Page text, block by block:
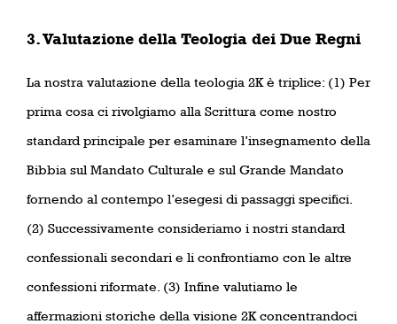
3. Valutazione della Teologia dei Due Regni
La nostra valutazione della teologia 2K è triplice: (1) Per
prima cosa ci rivolgiamo alla Scrittura come nostro
standard principale per esaminare l’insegnamento della
Bibbia sul Mandato Culturale e sul Grande Mandato
fornendo al contempo l’esegesi di passaggi specifici.
(2) Successivamente consideriamo i nostri standard
confessionali secondari e li confrontiamo con le altre
confessioni riformate. (3) Infine valutiamo le
affermazioni storiche della visione 2K concentrandoci